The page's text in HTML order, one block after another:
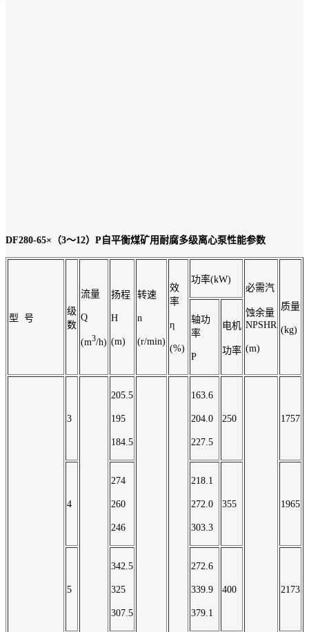
DF280-65×（3～12）P自平衡煤矿用耐腐多级离心泵性能参数
型 号
级
数
流量
Q
(m3/h)
扬程
H
(m)
转速
n
(r/min)
效
率
η
(%)
功率(kW)
必需汽
蚀余量
NPSHR
(m)
质量
(kg)
轴功
率
P
电机
功率
3
205.5
195
184.5
163.6
204.0
227.5
250 1757
4
274
260
246
218.1
272.0
303.3
355 1965
5
342.5
325
307.5
272.6
339.9
379.1
400 2173